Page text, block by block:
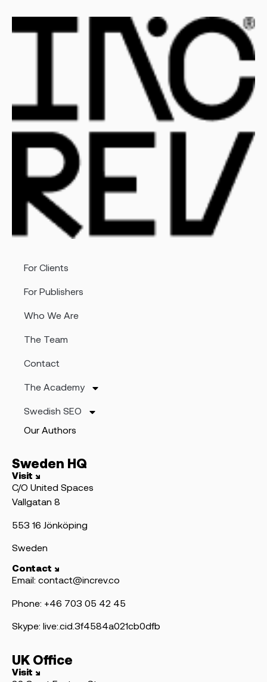
For Clients
For Publishers
Who We Are
The Team
Contact
The Academy
Swedish SEO
Our Authors
Sweden HQ
Visit ↘
C/O United Spaces
Vallgatan 8
553 16 Jönköping
Sweden
Contact ↘
Email: contact@increv.co
Phone: +46 703 05 42 45
Skype: live:.cid.3f4584a021cb0dfb
UK Office
Visit ↘